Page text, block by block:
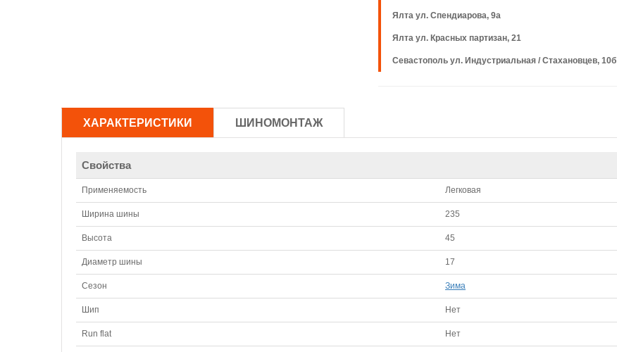
Ялта ул. Спендиарова, 9а
Ялта ул. Красных партизан, 21
Севастополь ул. Индустриальная / Стахановцев, 10б
ХАРАКТЕРИСТИКИ ШИНОМОНТАЖ
Свойства
Применяемость Легковая
Ширина шины 235
Высота 45
Диаметр шины 17
Сезон Зима
Шип Нет
Run flat Нет